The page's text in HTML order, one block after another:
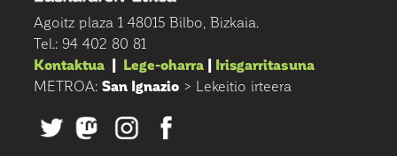
Agoitz plaza 1 48015 Bilbo, Bizkaia.
Tel.: 94 402 80 81
Kontaktua | Lege-oharra | Irisgarritasuna
METROA: San Ignazio > Lekeitio irteera